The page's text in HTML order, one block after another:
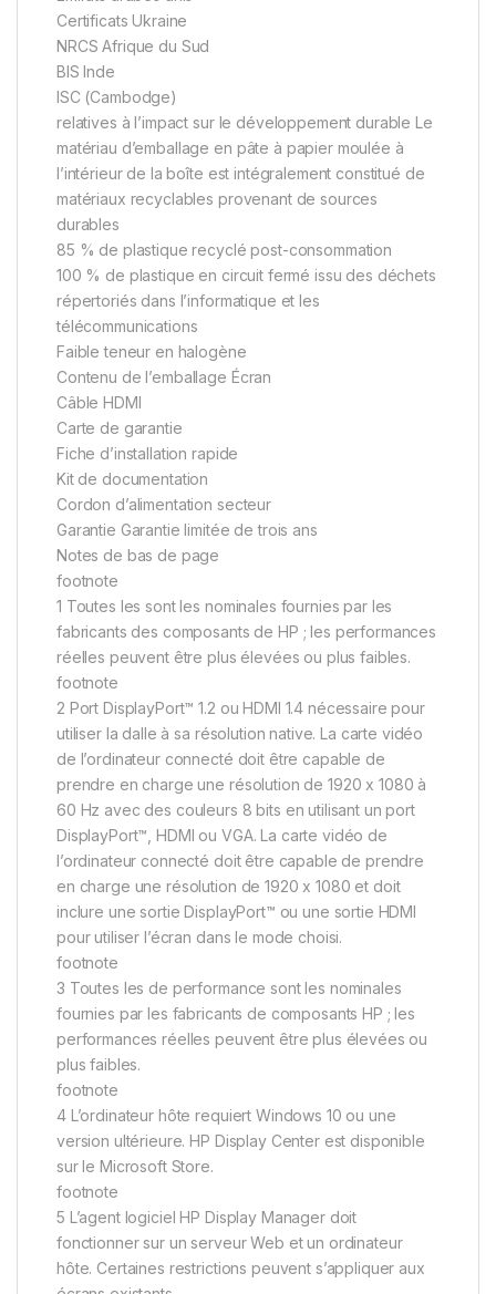
Certificats Ukraine
NRCS Afrique du Sud
BIS Inde
ISC (Cambodge)
relatives à l’impact sur le développement durable Le
matériau d’emballage en pâte à papier moulée à
l’intérieur de la boîte est intégralement constitué de
matériaux recyclables provenant de sources
durables
85 % de plastique recyclé post-consommation
100 % de plastique en circuit fermé issu des déchets
répertoriés dans l’informatique et les
télécommunications
Faible teneur en halogène
Contenu de l’emballage Écran
Câble HDMI
Carte de garantie
Fiche d’installation rapide
Kit de documentation
Cordon d’alimentation secteur
Garantie Garantie limitée de trois ans
Notes de bas de page
footnote
1 Toutes les sont les nominales fournies par les
fabricants des composants de HP ; les performances
réelles peuvent être plus élevées ou plus faibles.
footnote
2 Port DisplayPort™ 1.2 ou HDMI 1.4 nécessaire pour
utiliser la dalle à sa résolution native. La carte vidéo
de l’ordinateur connecté doit être capable de
prendre en charge une résolution de 1920 x 1080 à
60 Hz avec des couleurs 8 bits en utilisant un port
DisplayPort™, HDMI ou VGA. La carte vidéo de
l’ordinateur connecté doit être capable de prendre
en charge une résolution de 1920 x 1080 et doit
inclure une sortie DisplayPort™ ou une sortie HDMI
pour utiliser l’écran dans le mode choisi.
footnote
3 Toutes les de performance sont les nominales
fournies par les fabricants de composants HP ; les
performances réelles peuvent être plus élevées ou
plus faibles.
footnote
4 L’ordinateur hôte requiert Windows 10 ou une
version ultérieure. HP Display Center est disponible
sur le Microsoft Store.
footnote
5 L’agent logiciel HP Display Manager doit
fonctionner sur un serveur Web et un ordinateur
hôte. Certaines restrictions peuvent s’appliquer aux